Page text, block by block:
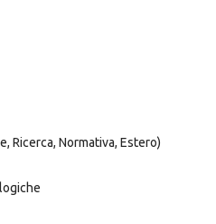
Ricerca, Normativa, Estero)